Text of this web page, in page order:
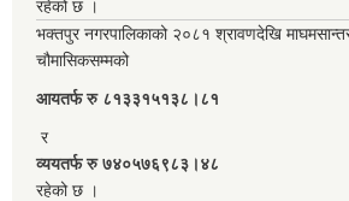
रहेको छ ।
भक्तपुर नगरपालिकाको २०८१ श्रावणदेखि
चौमासिकसम्मको
आयतर्फ रु‌ ८१३३१५१३८।८१
र
व्ययतर्फ रु ७४०५७६९८३।४८
रहेको छ ।